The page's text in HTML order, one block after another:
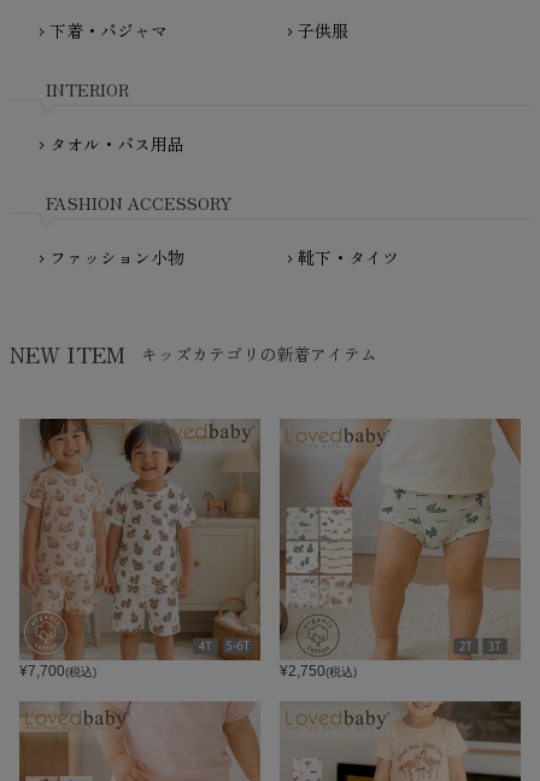
fromF（フロムエフ）
My Little Cozmo（マイリトルコズモ）
NewNative（ニューネイティブ）
chevron_right 下着・パジャマ chevron_right 子供服
INTERIOR
chevron_right タオル・バス用品
FASHION ACCESSORY
chevron_right ファッション小物 chevron_right 靴下・タイツ
NEW ITEM キッズカテゴリの新着アイテム
¥7,700(税込) ¥2,750(税込)